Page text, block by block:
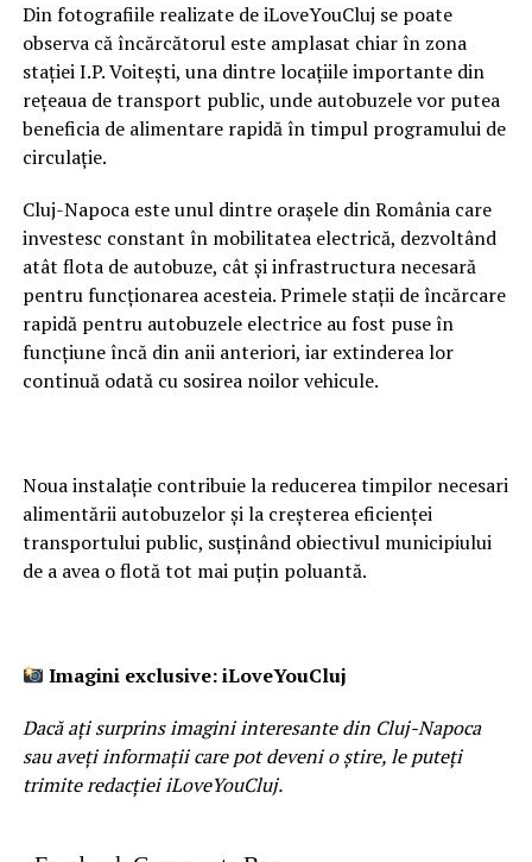
Din fotografiile realizate de iLoveYouCluj se poate
observa că încărcătorul este amplasat chiar în zona
stației I.P. Voitești, una dintre locațiile importante din
rețeaua de transport public, unde autobuzele vor putea
beneficia de alimentare rapidă în timpul programului de
circulație.
Cluj-Napoca este unul dintre orașele din România care
investesc constant în mobilitatea electrică, dezvoltând
atât flota de autobuze, cât și infrastructura necesară
pentru funcționarea acesteia. Primele stații de încărcare
rapidă pentru autobuzele electrice au fost puse în
funcțiune încă din anii anteriori, iar extinderea lor
continuă odată cu sosirea noilor vehicule.
Noua instalație contribuie la reducerea timpilor necesari
alimentării autobuzelor și la creșterea eficienței
transportului public, susținând obiectivul municipiului
de a avea o flotă tot mai puțin poluantă.
Imagini exclusive: iLoveYouCluj
Dacă ați surprins imagini interesante din Cluj-Napoca
sau aveți informații care pot deveni o știre, le puteți
trimite redacției iLoveYouCluj.